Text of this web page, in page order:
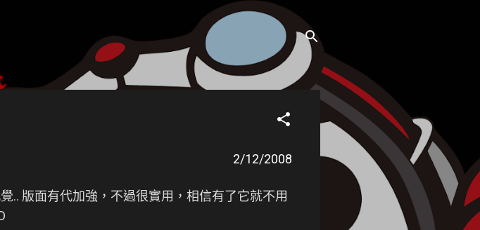
2/12/2008
.. 版面有代加強，不過很實用，相信有了它就不用